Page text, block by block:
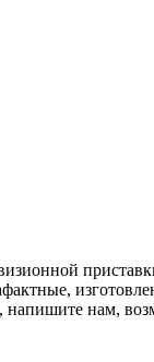
напишите нам,